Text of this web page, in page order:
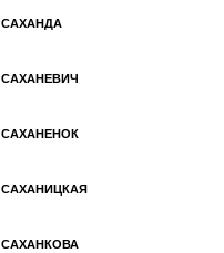
САХАНДА
САХАНЕВИЧ
САХАНЕНОК
САХАНИЦКАЯ
САХАНКОВА